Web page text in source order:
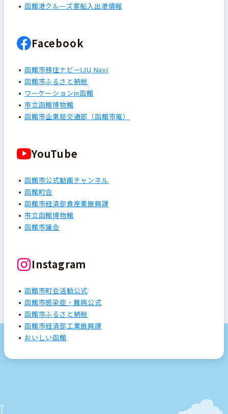
函館港クルーズ客船入出港情報
Facebook
函館市移住ナビーIJU Navi
函館市ふるさと納税
ワーケーションin函館
市立函館博物館
函館市企業局交通部（函館市電）
YouTube
函館市公式動画チャンネル
函館町会
函館市経済部食産業振興課
市立函館博物館
函館市議会
Instagram
函館市町会活動公式
函館市感染症・難病公式
函館市ふるさと納税
函館市経済部工業振興課
おいしい函館